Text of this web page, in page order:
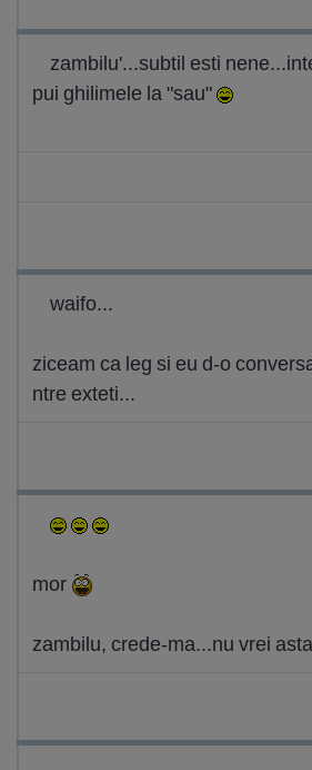
zambilu'...subtil esti
pui ghilimele la "sau"
waifo...
ziceam ca leg si eu d-o
ntre exteti...
mor
zambilu, crede-ma...nu vrei